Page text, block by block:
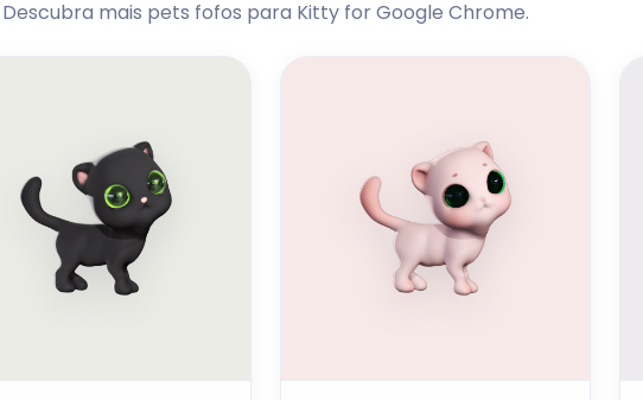
Descubra mais pets fofos para Kitty for Google Chrome.